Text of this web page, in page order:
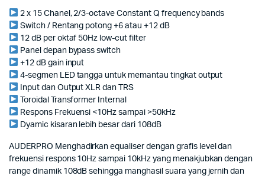
2 x 15 Chanel, 2/3-octave Constant Q frequency bands
Switch / Rentang potong +6 atau +12 dB
12 dB per oktaf 50Hz low-cut filter
Panel depan bypass switch
+12 dB gain input
4-segmen LED tangga untuk memantau tingkat output
Input dan Output XLR dan TRS
Toroidal Transformer Internal
Respons Frekuensi <10Hz sampai >50kHz
Dyamic kisaran lebih besar dari 108dB
AUDERPRO Menghadirkan equaliser dengan grafis level dan
frekuensi respons 10Hz sampai 10kHz yang menakjubkan dengan
range dinamik 108dB sehingga manghasil suara yang jernih dan